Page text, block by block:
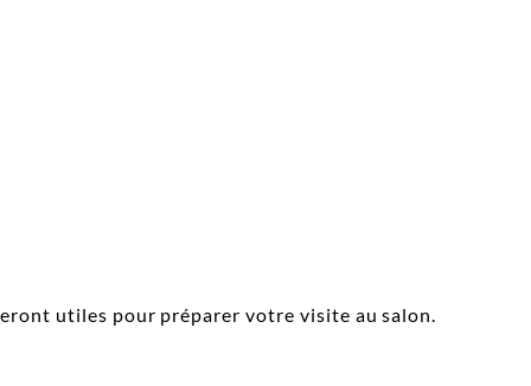
utiles pour préparer votre visite au salon.